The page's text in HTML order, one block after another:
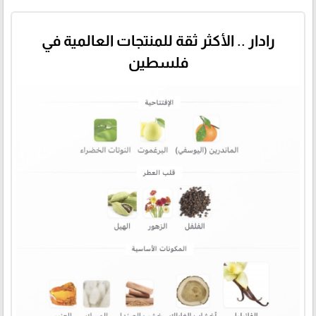
رادار .. الأكثر ثقة للمنتجات العالمية في
فلسطين